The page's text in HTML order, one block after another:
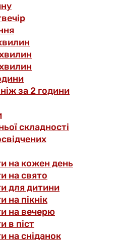
за 2 години
складності
на кожен день
на свято
для дитини
на пікнік
на вечерю
в піст
на сніданок